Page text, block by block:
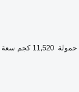
حمولة 11,520 كجم
سعة